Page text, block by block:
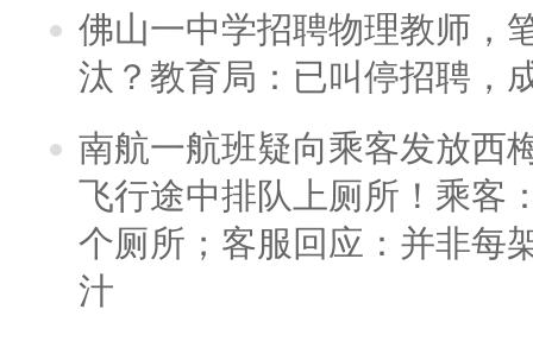
佛山一中学招聘物理教师，
汰？教育局：已叫停招聘，
南航一航班疑向乘客发放西
飞行途中排队上厕所！乘客
个厕所；客服回应：并非每
汁